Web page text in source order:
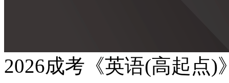
2026成考《英语(高起点)